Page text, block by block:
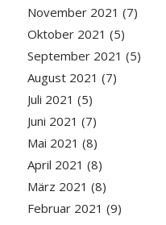
November 2021 (7)
Oktober 2021 (5)
September 2021 (5)
August 2021 (7)
Juli 2021 (5)
Juni 2021 (7)
Mai 2021 (8)
April 2021 (8)
März 2021 (8)
Februar 2021 (9)